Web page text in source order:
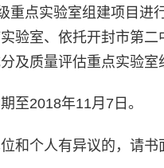
重点实验室组建项目进
验室、依托开封市第
及质量评估重点实验
至2018年11月7日。
和个人有异议的，请